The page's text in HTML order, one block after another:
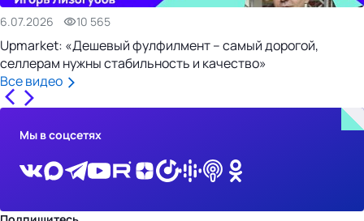
6.07.2026 10 565
Upmarket: «Дешевый фулфилмент – самый дорогой,
селлерам нужны стабильность и качество»
Все видео
Мы в соцсетях